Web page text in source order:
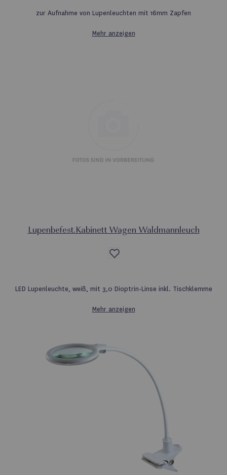
zur Aufnahme von Lupenleuchten mit 16mm Zapfen
Mehr anzeigen
Lupenbefest.Kabinett Wagen Waldmannleuch
Auf
die
LED Lupenleuchte, weiß, mit 3,0 Dioptrin-Linse inkl. Tischklemme
Mehr anzeigen